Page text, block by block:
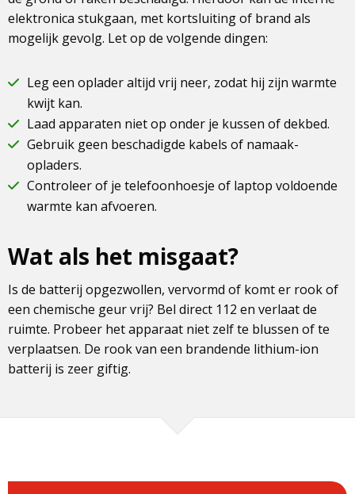
elektronica stukgaan, met kortsluiting of brand als
mogelijk gevolg. Let op de volgende dingen:
Leg een oplader altijd vrij neer, zodat hij zijn warmte
kwijt kan.
Laad apparaten niet op onder je kussen of dekbed.
Gebruik geen beschadigde kabels of namaak-
opladers.
Controleer of je telefoonhoesje of laptop voldoende
warmte kan afvoeren.
Wat als het misgaat?
Is de batterij opgezwollen, vervormd of komt er rook of
een chemische geur vrij? Bel direct 112 en verlaat de
ruimte. Probeer het apparaat niet zelf te blussen of te
verplaatsen. De rook van een brandende lithium-ion
batterij is zeer giftig.